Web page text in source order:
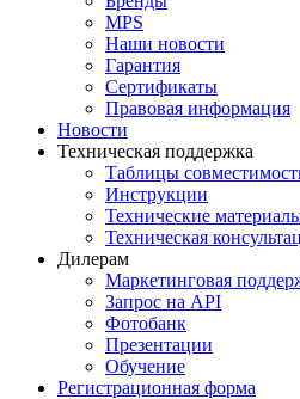
MPS
Наши новости
Гарантия
Сертификаты
Правовая информация
Новости
Техническая поддержка
Таблицы
Инструкции
Технические
Техническая
Дилерам
Маркетинговая
Запрос на API
Фотобанк
Презентации
Обучение
Регистрационная форма